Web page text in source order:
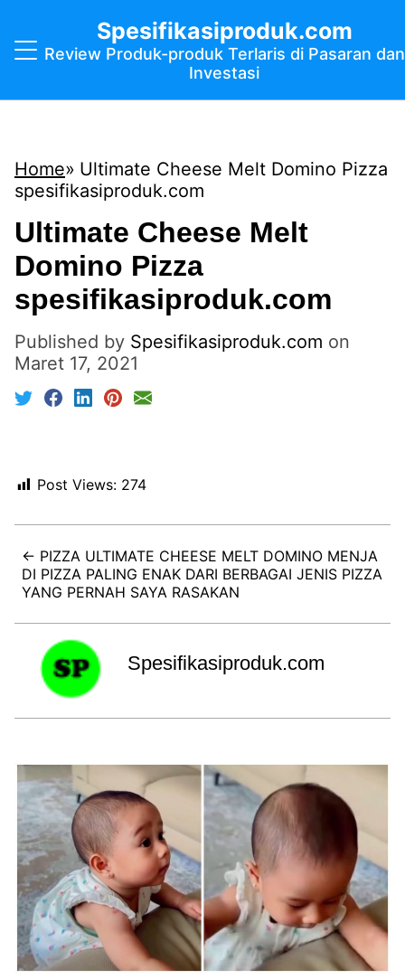
Spesifikasiproduk.com
Review Produk-produk Terlaris di Pasaran dan
Investasi
Home
Ultimate Cheese Melt Domino Pizza
spesifikasiproduk.com
Ultimate Cheese Melt
Domino Pizza
spesifikasiproduk.com
Published by Spesifikasiproduk.com on
Maret 17, 2021
Post Views: 274
← PIZZA ULTIMATE CHEESE MELT DOMINO MENJA
DI PIZZA PALING ENAK DARI BERBAGAI JENIS PIZZA
YANG PERNAH SAYA RASAKAN
Spesifikasiproduk.com